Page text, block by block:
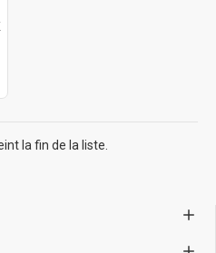
la fin de la liste.